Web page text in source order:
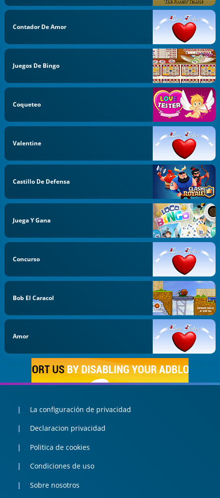
Contador De Amor
Juegos De Bingo
Coqueteo
Valentine
Castillo De Defensa
Juega Y Gana
Concurso
Bob El Caracol
Amor
La configuración de privacidad
Declaracion privacidad
Politica de cookies
Condiciones de uso
Sobre nosotros